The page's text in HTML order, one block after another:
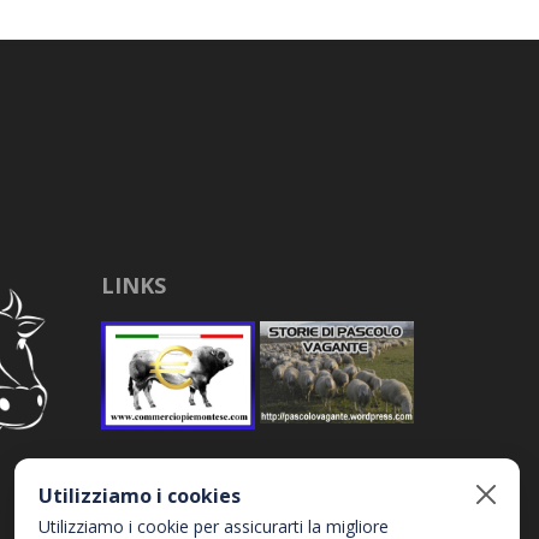
LINKS
Utilizziamo i cookies
Utilizziamo i cookie per assicurarti la migliore